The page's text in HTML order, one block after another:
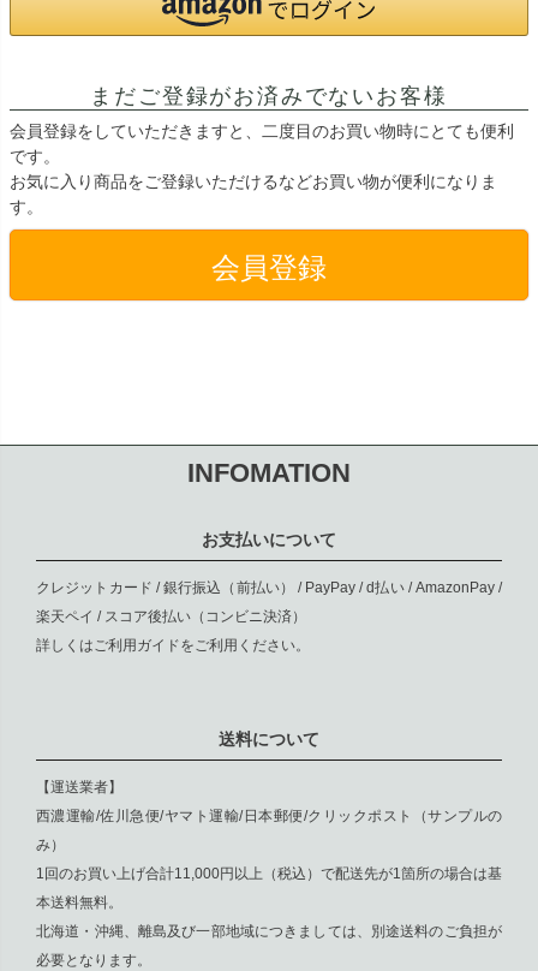
まだご登録がお済みでないお客様
会員登録をしていただきますと、二度目のお買い物時にとても便利
です。
お気に入り商品をご登録いただけるなどお買い物が便利になりま
す。
会員登録
INFOMATION
お支払いについて
クレジットカード / 銀行振込（前払い） / PayPay / d払い / AmazonPay /
楽天ペイ / スコア後払い（コンビニ決済）
詳しくはご利用ガイドをご利用ください。
送料について
【運送業者】
西濃運輸/佐川急便/ヤマト運輸/日本郵便/クリックポスト（サンプルの
み）
1回のお買い上げ合計11,000円以上（税込）で配送先が1箇所の場合は基
本送料無料。
北海道・沖縄、離島及び一部地域につきましては、別途送料のご負担が
必要となります。